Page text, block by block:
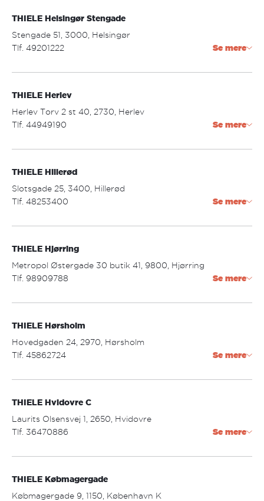
Åbningstider:
mandag - fredag: 09.30 - 17.30
lørdag: 09.30 - 14.00
THIELE Helsingør Stengade
Stengade 51, 3000, Helsingør
Tlf. 49201222
Åbningstider:
mandag - torsdag: 09.30 - 17.30
fredag: 09.30 - 18.00
Se mere
THIELE Herlev
Herlev Torv 2 st 40, 2730, Herlev
Tlf. 44949190
Åbningstider:
mandag - fredag: 10.00 - 18.00
lørdag: 10.00 - 15.00
Se mere
THIELE Hillerød
Slotsgade 25, 3400, Hillerød
Tlf. 48253400
Åbningstider:
mandag - torsdag: 09.30 - 17.30
fredag: 09.30 - 18.00
Se mere
THIELE Hjørring
Metropol Østergade 30 butik 41, 9800, Hjørring
Tlf. 98909788
Åbningstider:
mandag - fredag: 10.00 - 19.00
lørdag: 10.00 - 16.00
Se mere
THIELE Hørsholm
Hovedgaden 24, 2970, Hørsholm
Tlf. 45862724
Åbningstider:
mandag - fredag: 09.30 - 18.00
lørdag: 09.30 - 15.00
Se mere
THIELE Hvidovre C
Laurits Olsensvej 1, 2650, Hvidovre
Tlf. 36470886
Åbningstider:
mandag - torsdag: 10.00 - 18.00
Se mere
THIELE Købmagergade
Købmagergade 9, 1150, København K